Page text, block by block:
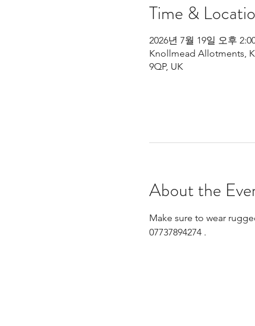
Time &
2026년 7월 19일 오후
Knollmead Allotments,
9QP, UK
About the
Make sure to wear
07737894274 .